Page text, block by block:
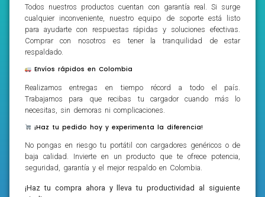
Todos nuestros productos cuentan con garantía real. Si surge
cualquier inconveniente, nuestro equipo de soporte está listo
para ayudarte con respuestas rápidas y soluciones efectivas.
Comprar con nosotros es tener la tranquilidad de estar
respaldado.
Envíos rápidos en Colombia
Realizamos entregas en tiempo récord a todo el país.
Trabajamos para que recibas tu cargador cuando más lo
necesitas, sin demoras ni complicaciones.
¡Haz tu pedido hoy y experimenta la diferencia!
No pongas en riesgo tu portátil con cargadores genéricos o de
baja calidad. Invierte en un producto que te ofrece potencia,
seguridad, garantía y el mejor respaldo en Colombia.
¡Haz tu compra ahora y lleva tu productividad al siguiente